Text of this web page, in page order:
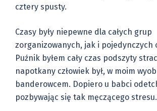
cztery spusty.
Czasy były niepewne dla całych grup
zorganizowanych, jak i pojedynczych
Puźnik byłem cały czas podszyty
napotkany człowiek był, w moim
banderowcem. Dopiero u babci
pozbywając się tak męczącego stresu.